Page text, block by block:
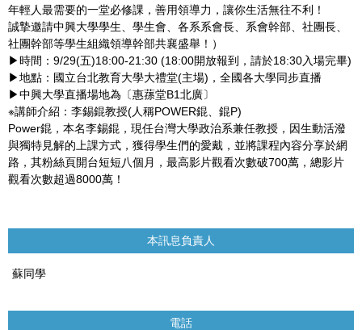
年輕人最需要的一堂必修課，善用領導力，讓你生活無往不利！
誠摯邀請中興大學學生、學生會、各系系會長、系會幹部、社團長、
社團幹部等學生組織領導幹部共襄盛舉！）
▶時間：9/29(五)18:00-21:30 (18:00開放報到，請於18:30入場完畢)
▶地點：國立台北教育大學大禮堂(主場)，全國各大學同步直播
▶中興大學直播場地為〔惠蓀堂B1北廣〕
※講師介紹：李錫錕教授(人稱POWER錕、錕P)
Power錕，本名李錫錕，現任台灣大學政治系兼任教授，因生動活潑
與獨特見解的上課方式，獲得學生們的愛戴，並將課程內容分享於網
路，其粉絲頁開台短短八個月，最高影片觀看次數破700萬，總影片
觀看次數超過8000萬！
本訊息負責人
蘇同學
電話